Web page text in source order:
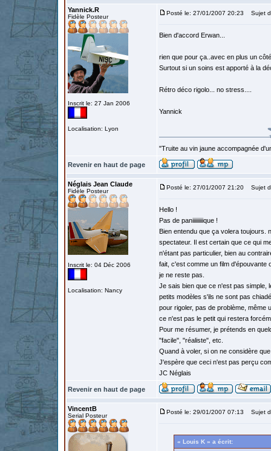
Yannick.R
Fidèle Posteur
Inscrit le: 27 Jan 2006
Localisation: Lyon
Posté le: 27/01/2007 20:23 Sujet
Bien d'accord Erwan...
rien que pour ça..avec en plus un
Surtout si un soins est apporté à la
Rétro déco rigolo... no stress....
Yannick
"Truite au vin jaune accompagnée
Revenir en haut de page
Néglais Jean Claude
Fidèle Posteur
Inscrit le: 04 Déc 2006
Localisation: Nancy
Posté le: 27/01/2007 21:20 Sujet
Hello !
Pas de paniiiiiiiiique !
Bien entendu que ça volera toujours.
spectateur. Il est certain que ce qui
n'étant pas particulier, bien au
fait, c'est comme un film d'épouvante
je ne reste pas.
Je sais bien que ce n'est pas simple,
petits modèles s'ils ne sont pas
pour rigoler, pas de problème, même
ce n'est pas le petit qui restera
Pour me résumer, je prétends en
"facile", "réaliste", etc.
Quand à voler, si on ne considère
J'espère que ceci n'est pas perçu
JC Néglais
Revenir en haut de page
VincentB
Serial Posteur
Posté le: 29/01/2007 07:13 Sujet
« Louis K » a écrit: